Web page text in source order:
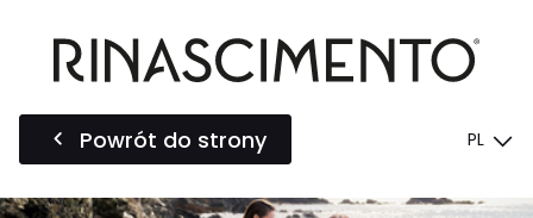
Powrót do strony PL